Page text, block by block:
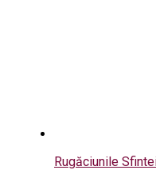
Rugăciunile